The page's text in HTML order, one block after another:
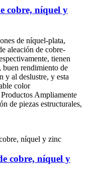
cobre, níquel y
de níquel-plata,
aleación de cobre-
tienen
rendimiento de
y al deslustre, y esta
color
Ampliamente
de piezas estructurales,
cobre, níquel y